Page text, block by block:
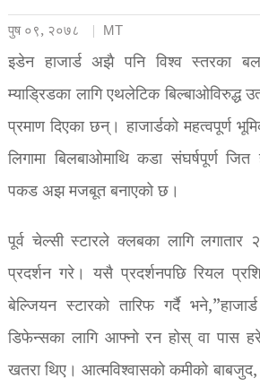
पुष ०९, २०७८ MT
इडेन हाजार्ड अझै पनि विश्व स्तरका
म्याड्रिडका लागि एथलेटिक बिल्बाओविरुद्ध
प्रमाण दिएका छन्। हाजार्डको महत्वपूर्ण
लिगामा बिलबाओमाथि कडा संघर्षपूर्ण जित
पकड अझ मजबूत बनाएको छ।
पूर्व चेल्सी स्टारले क्लबका लागि
प्रदर्शन गरे। यसै प्रदर्शनपछि रियल
बेल्जियन स्टारको तारिफ गर्दै
डिफेन्सका लागि आफ्नो रन होस् वा पास
खतरा थिए। आत्मविश्वासको कमीको बाबजुद,